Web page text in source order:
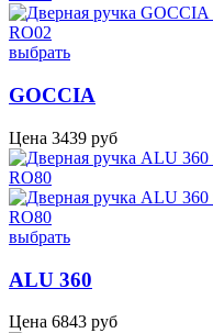
выбрать
GOCCIA
Цена 3439 руб
выбрать
ALU 360
Цена 6843 руб